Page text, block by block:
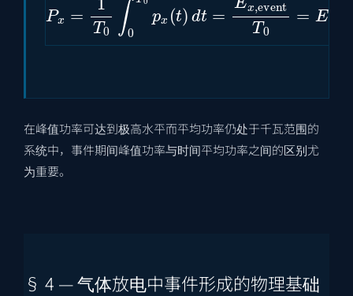
在峰值功率可达到极高水平而平均功率仍处于千瓦范围的
系统中，事件期间峰值功率与时间平均功率之间的区别尤
为重要。
§ 4 — 气体放电中事件形成的物理基础